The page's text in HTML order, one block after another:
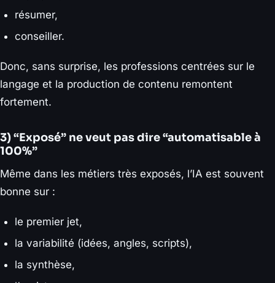
résumer,
conseiller.
Donc, sans surprise, les professions centrées sur le
langage et la production de contenu remontent
fortement.
3) “Exposé” ne veut pas dire “automatisable à
100%”
Même dans les métiers très exposés, l’IA est souvent
bonne sur :
le premier jet,
la variabilité (idées, angles, scripts),
la synthèse,